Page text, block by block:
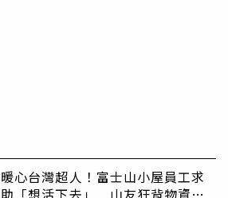
暖心台灣超人！富士山小屋員工求